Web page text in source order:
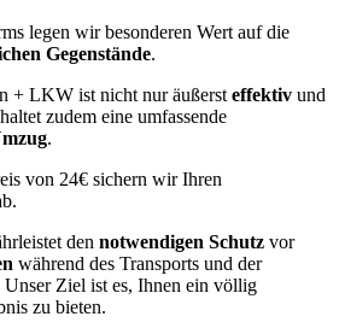
legen wir besonderen Wert auf die
Gegenstände.
+ LKW ist nicht nur äußerst effektiv und
zudem eine umfassende
.
von 24€ sichern wir Ihren
den notwendigen Schutz vor
während des Transports und der
Ziel ist es, Ihnen ein völlig
zu bieten.